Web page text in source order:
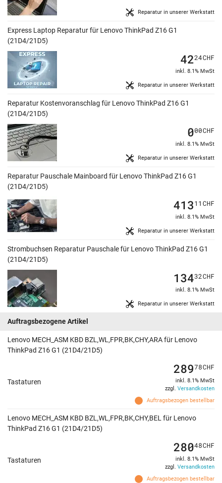
Reparatur in unserer Werkstatt
Express Laptop Reparatur für Lenovo ThinkPad Z16 G1
(21D4/21D5)
Reparatur in unserer Werkstatt
4224CHF
inkl. 8.1% MwSt
Reparatur Kostenvoranschlag für Lenovo ThinkPad Z16 G1
(21D4/21D5)
Reparatur in unserer Werkstatt
000CHF
inkl. 8.1% MwSt
Reparatur Pauschale Mainboard für Lenovo ThinkPad Z16 G1
(21D4/21D5)
Reparatur in unserer Werkstatt
41311 CHF
inkl. 8.1% MwSt
Strombuchsen Reparatur Pauschale für Lenovo ThinkPad Z16 G1
(21D4/21D5)
Reparatur in unserer Werkstatt
13432CHF
inkl. 8.1% MwSt
Auftragsbezogene Artikel
Lenovo MECH_ASM KBD BZL,WL,FPR,BK,CHY,ARA für Lenovo
ThinkPad Z16 G1 (21D4/21D5)
Tastaturen
Auftragsbezogen bestellbar
28978CHF
inkl. 8.1% MwSt
zzgl. Versandkosten
Lenovo MECH_ASM KBD BZL,WL,FPR,BK,CHY,BEL für Lenovo
ThinkPad Z16 G1 (21D4/21D5)
Tastaturen
Auftragsbezogen bestellbar
28048CHF
inkl. 8.1% MwSt
zzgl. Versandkosten